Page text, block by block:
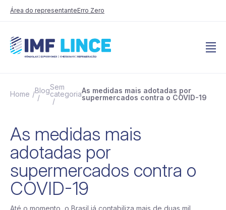
Área do representanteErro Zero
Home BlogSem
categoriaAs medidas mais adotadas por
supermercados contra o COVID-19
As medidas mais
adotadas por
supermercados contra o
COVID-19
Até o momento, o Brasil já contabiliza mais de duas mil